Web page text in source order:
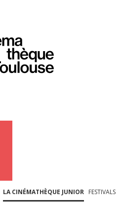
LA CINÉMATHÈQUE JUNIOR FESTIVALS